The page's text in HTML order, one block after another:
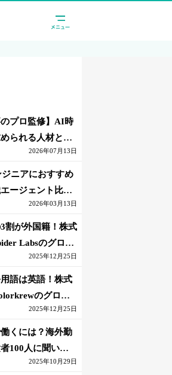
のプロ監修】AI時
られる人材と
代替されない人」
2026年07月13日
ニアにおすすめ
ージェント比較
しない選び方【採
】
2026年03月13日
割が外国籍！株式
Labsのグロー
2025年12月25日
語は英語！株式
のグロー
つ若手が輝く環境
2025年12月25日
くには？海外勤
100人に聞いた
め職種｜英語話せ
2025年10月29日